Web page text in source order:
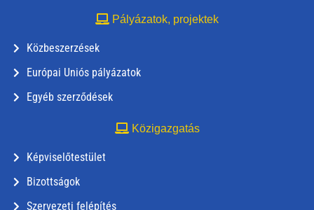
Pályázatok, projektek
Közbeszerzések
Európai Uniós pályázatok
Egyéb szerződések
Közigazgatás
Képviselőtestület
Bizottságok
Szervezeti felépítés